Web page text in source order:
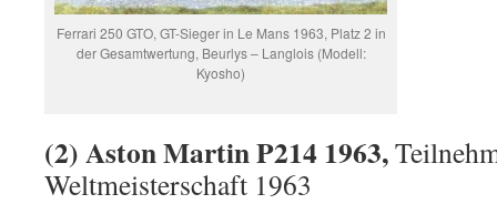
Ferrari 250 GTO, GT-Sieger in Le Mans 1963, Platz 2 in
der Gesamtwertung, Beurlys – Langlois (Modell:
Kyosho)
(2) Aston Martin P214 1963,
Weltmeisterschaft 1963